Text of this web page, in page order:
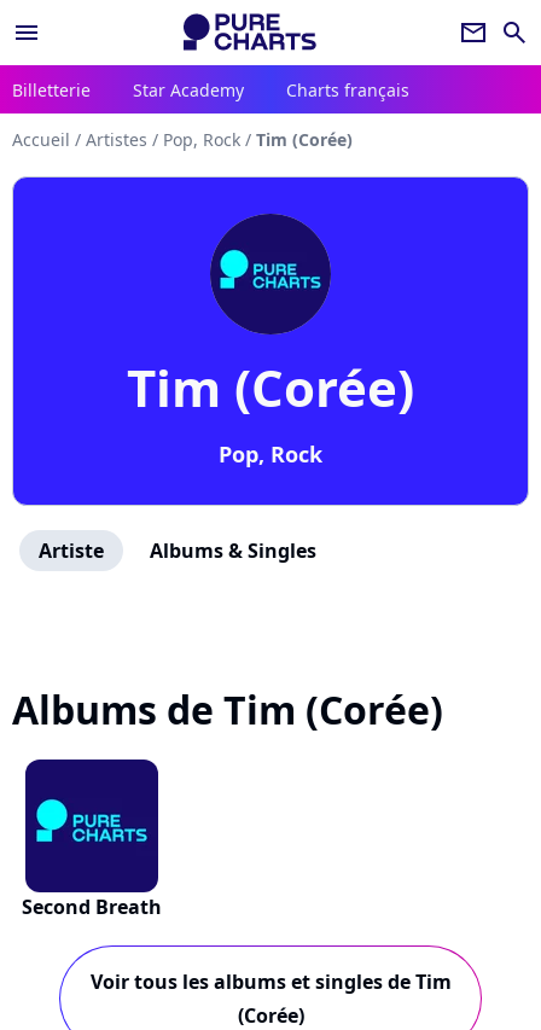
menu newsletter search
Billetterie Star Academy Charts français
Accueil / Artistes / Pop, Rock / Tim (Corée)
Tim (Corée)
Pop, Rock
Artiste Albums & Singles
Albums de Tim (Corée)
Second Breath
Voir tous les albums et singles de Tim
(Corée)